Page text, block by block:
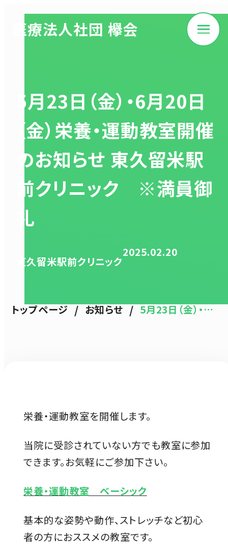
医療法人社団 欅会
5月23日（金）・6月20日
（金）栄養・運動教室開催
のお知らせ 東久留米駅
前クリニック ※満員御
礼
東久留米駅前クリニック
2025.02.20
トップページ / お知らせ / 5月23日（金）・…
栄養・運動教室を開催します。
当院に受診されていない方でも教室に参加
できます。お気軽にご参加下さい。
栄養・運動教室 ベーシック
基本的な姿勢や動作、ストレッチなど初心
者の方におススメの教室です。